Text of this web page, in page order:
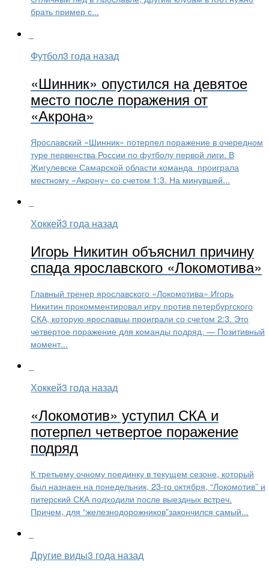
брать пример с...
Футбол3 года назад
«Шинник» опустился на девятое
место после поражения от
«Акрона»
Ярославский «Шинник» потерпел поражение в очередном
туре первенства России по футболу первой лиги. В
Жигулевске Самарской области команда проиграла
местному «Акрону» со счетом 1:3. На минувшей...
Хоккей3 года назад
Игорь Никитин объяснил причину
спада ярославского «Локомотива»
Главный тренер ярославского «Локомотива» Игорь
Никитин прокомментировал игру против петербургского
СКА, которую ярославцы проиграли со счетом 2:3. Это
четвертое поражение для команды подряд. — Позитивный
момент...
Хоккей3 года назад
«Локомотив» уступил СКА и
потерпел четвертое поражение
подряд
К третьему очному поединку в текущем сезоне, который
был назнаен на понедельник, 23-го октября, “Локомотив” и
питерский СКА подходили после выездных встреч.
Причем, для “железнодорожников”закончился самый...
Другие виды3 года назад